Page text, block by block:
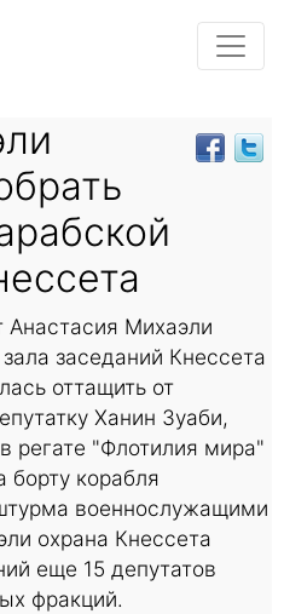
Анастасия Михаэли
заседаний Кнессета
оттащить от
Ханин Зуаби,
регате "Флотилия мира"
борту корабля
военнослужащими
охрана Кнессета
еще 15 депутатов
фракций.